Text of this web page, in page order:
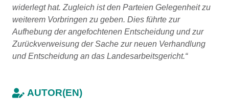
widerlegt hat. Zugleich ist den Parteien Gelegenheit zu
weiterem Vorbringen zu geben. Dies führte zur
Aufhebung der angefochtenen Entscheidung und zur
Zurückverweisung der Sache zur neuen Verhandlung
und Entscheidung an das Landesarbeitsgericht.“
AUTOR(EN)